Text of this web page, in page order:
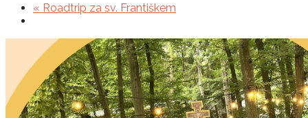
« Roadtrip za sv. Františkem